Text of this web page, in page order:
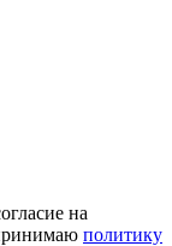
на
политику